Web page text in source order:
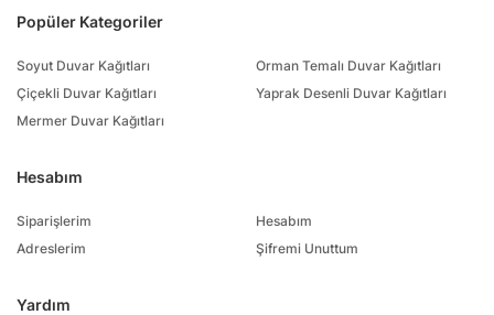
Popüler Kategoriler
Soyut Duvar Kağıtları
Çiçekli Duvar Kağıtları
Mermer Duvar Kağıtları
Orman Temalı Duvar Kağıtları
Yaprak Desenli Duvar Kağıtları
Hesabım
Siparişlerim
Adreslerim
Hesabım
Şifremi Unuttum
Yardım